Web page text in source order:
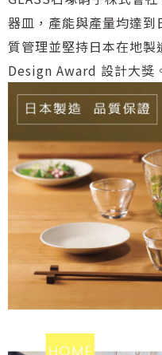
器皿，產能與產量均達
質管理並堅持日本在地
Design Award 設計大獎